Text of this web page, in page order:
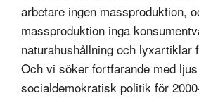
arbetare ingen massproduktion,
massproduktion inga
naturahushållning och lyxartiklar
Och vi söker fortfarande med
socialdemokratisk politik för